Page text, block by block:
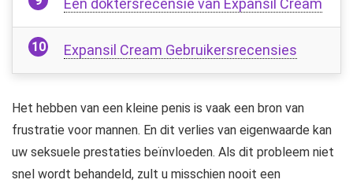
Een doktersrecensie van Expansil Cream
Expansil Cream Gebruikersrecensies
Het hebben van een kleine penis is vaak een bron van
frustratie voor mannen. En dit verlies van eigenwaarde kan
uw seksuele prestaties beïnvloeden. Als dit probleem niet
snel wordt behandeld, zult u misschien nooit een